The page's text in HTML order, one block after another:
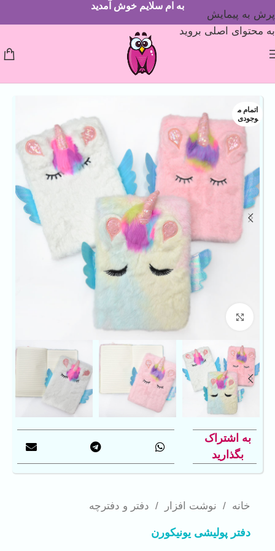
پرش به پیمایش
به محتوای اصلی بروید
به ام سلایم خوش آمدید
خانه / نوشت افزار / دفتر و دفترچه
دفتر پولیشی یونیکورن
اتمام م
وجودی
بزرگنمایی تصویر
به اشتراک
بگذارید